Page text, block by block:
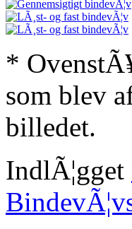
*
som blev
billedet.
IndlÃ¦gget